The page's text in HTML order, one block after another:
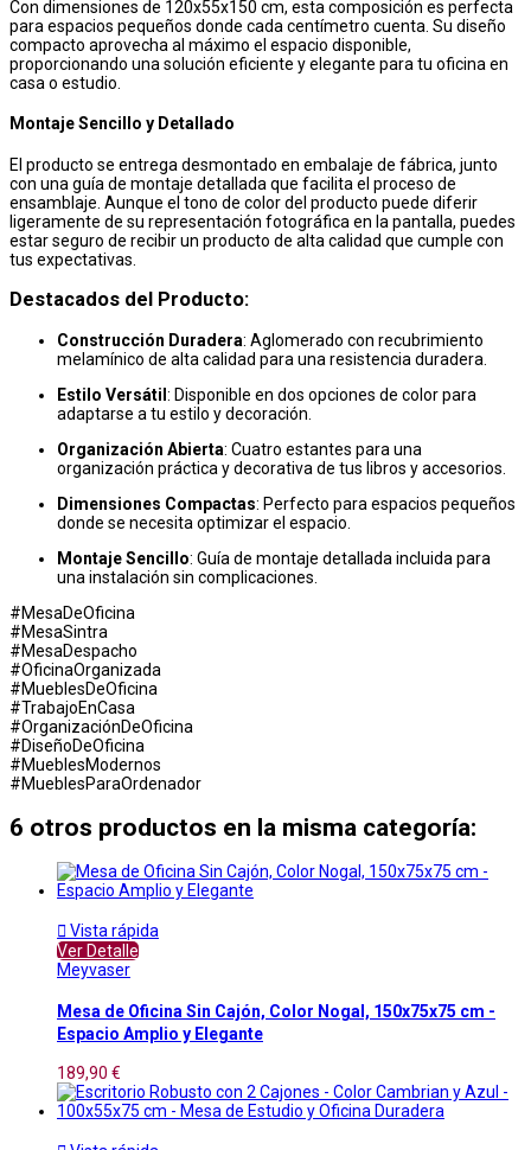
Con dimensiones de 120x55x150 cm, esta composición es perfecta
para espacios pequeños donde cada centímetro cuenta. Su diseño
compacto aprovecha al máximo el espacio disponible,
proporcionando una solución eficiente y elegante para tu oficina en
casa o estudio.
Montaje Sencillo y Detallado
El producto se entrega desmontado en embalaje de fábrica, junto
con una guía de montaje detallada que facilita el proceso de
ensamblaje. Aunque el tono de color del producto puede diferir
ligeramente de su representación fotográfica en la pantalla, puedes
estar seguro de recibir un producto de alta calidad que cumple con
tus expectativas.
Destacados del Producto:
Construcción Duradera: Aglomerado con recubrimiento
melamínico de alta calidad para una resistencia duradera.
Estilo Versátil: Disponible en dos opciones de color para
adaptarse a tu estilo y decoración.
Organización Abierta: Cuatro estantes para una
organización práctica y decorativa de tus libros y accesorios.
Dimensiones Compactas: Perfecto para espacios pequeños
donde se necesita optimizar el espacio.
Montaje Sencillo: Guía de montaje detallada incluida para
una instalación sin complicaciones.
#MesaDeOficina
#MesaSintra
#MesaDespacho
#OficinaOrganizada
#MueblesDeOficina
#TrabajoEnCasa
#OrganizaciónDeOficina
#DiseñoDeOficina
#MueblesModernos
#MueblesParaOrdenador
6 otros productos en la misma categoría:
 Vista rápida
Ver Detalle
Meyvaser
Mesa de Oficina Sin Cajón, Color Nogal, 150x75x75 cm -
Espacio Amplio y Elegante
189,90 €